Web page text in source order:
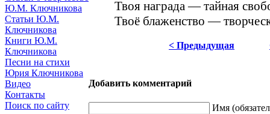
Ю.М. Ключникова
Статьи Ю.М.
Ключникова
Книги Ю.М.
Ключникова
Песни на стихи
Юрия Ключникова
Видео
Контакты
Поиск по сайту
Твоя награда — тайная
Твоё блаженство —
< Предыдущая
Добавить комментарий
Имя